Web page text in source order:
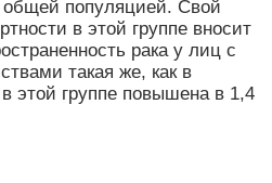
популяцией. Свой
в этой группе вносит
рака у лиц с
такая же, как в
этой группе повышена в 1,4